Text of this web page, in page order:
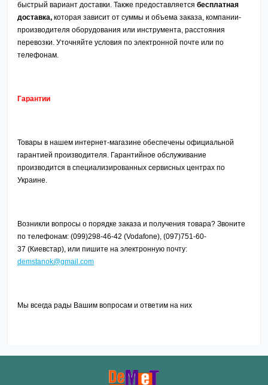
быстрый вариант доставки. Также предоставляется бесплатная
доставка, которая зависит от суммы и объема заказа, компании-
производителя оборудования или инструмента, расстояния
перевозки. Уточняйте условия по электронной почте или по
телефонам.
Гарантии
Товары в нашем интернет-магазине обеспечены официальной
гарантией производителя. Гарантийное обслуживание
производится в специализированных сервисных центрах по
Украине.
Возникли вопросы о порядке заказа и получения товара? Звоните
по телефонам: (099)298-46-42 (Vodafone), (097)751-60-
37 (Киевстар), или пишите на электронную почту:
demstanok@gmail.com
Мы всегда рады Вашим вопросам и ответим на них